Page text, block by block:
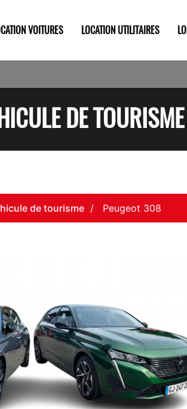
VOITURES LOCATION UTILITAIRES
DE TOURISME
de tourisme Peugeot 308